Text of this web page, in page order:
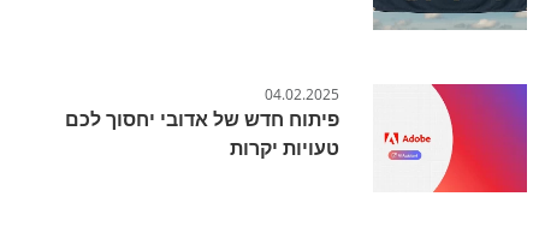
04.02.2025
פיתוח חדש של אדובי יחסוך לכם
טעויות יקרות